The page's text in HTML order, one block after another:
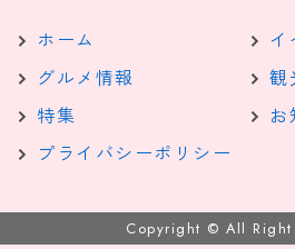
ホーム
イ
グルメ情報
観
特集
お
プライバシーポリシー
Copyright © All Right